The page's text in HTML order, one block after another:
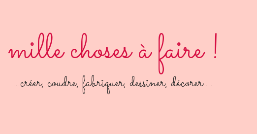
mille choses à faire !
coudre, fabriquer, dessiner, décorer....